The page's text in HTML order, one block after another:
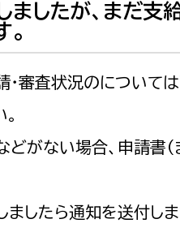
ましたが、まだ支
。
・審査状況のについて
どがない場合、申請書
ましたら通知を送付し